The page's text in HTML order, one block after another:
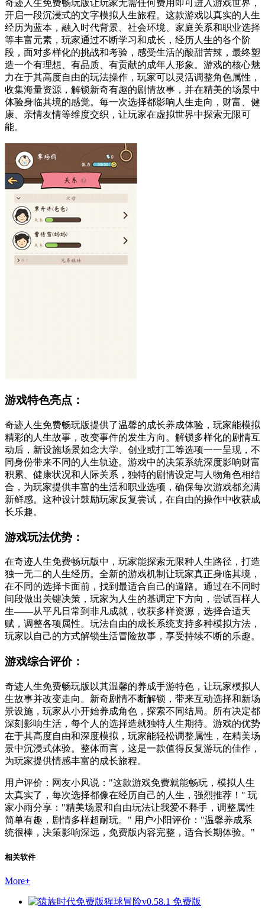
奇迹人生免费畅玩版让玩家无需任何费用即可进入游戏世界，
开启一段沉浸式的文字模拟人生旅程。这款游戏以真实的人生
经历为蓝本，融入时代背景、社会环境、家庭关系和职业选择
等丰富元素，玩家通过不断学习和成长，经历人生的各个阶
段，面对多样化的挑战和考验，感受生活的酸甜苦辣，最终塑
造一个有理想、有品质、有贡献的成年人形象。游戏的核心魅
力在于其高度自由的玩法操作，玩家可以灵活调整角色属性，
收集海量资源，解锁新奇有趣的剧情故事，并在精美的场景中
体验身临其境的感觉。每一次选择都影响人生走向，财富、健
康、亲情友情等维度交织，让玩家在虚拟世界中探索无限可
能。
游戏特色亮点：
奇迹人生免费畅玩版提供了温馨的成长养成体验，玩家能模拟
精彩的人生故事，改变事件的发生方向。解锁多样化的剧情互
动后，新设施场景如念大学、创业或打工等选项一一呈现，不
同身份带来不同的人生轨迹。游戏中的决策系统深度影响财富
积累、健康状况和人际关系，独特的剧情设定与人物角色相结
合，为玩家提供丰富的生活和职业选项，确保每次游戏都充满
新鲜感。这种设计鼓励玩家反复尝试，在自由的操作中收获成
长乐趣。
游戏玩法优势：
在奇迹人生免费畅玩版中，玩家能探索无限种人生路径，打造
独一无二的人生经历。全新的游戏机制让玩家真正身临其境，
在不同的选择卡面前，找到最适合自己的道路。通过在不同时
间段做出关键决策，玩家为人生的基调定下方向，尝试百样人
生——从平凡日常到非凡成就，收获多样资源，选择合适天
赋，调整各项属性。玩法自由的成长系统支持多种模拟方法，
玩家以自己的方式解锁生活冒险故事，享受持续不断的乐趣。
游戏综合评价：
奇迹人生免费畅玩版以其温馨的养成手游特色，让玩家模拟人
生故事并改变走向。新奇剧情不断解锁，带来互动选择和新场
景设施，玩家从小开始养成角色，探索不同结局。所有决定都
深刻影响生活，每个人的选择造就独特人生期待。游戏的优势
在于其高度自由和深度模拟，玩家能轻松调整属性，在精美场
景中沉浸式体验。整体而言，这是一款值得反复游玩的佳作，
为玩家提供情感丰富的成长旅程。
用户评价：网友小风说："这款游戏免费就能畅玩，模拟人生
太真实了，每次选择都像在经历自己的人生，强烈推荐！" 玩
家小雨分享："精美场景和自由玩法让我爱不释手，调整属性
简单有趣，剧情多样超耐玩。" 用户小阳评价："温馨养成系
统很棒，决策影响深远，免费版内容完整，适合长期体验。"
相关软件
More+